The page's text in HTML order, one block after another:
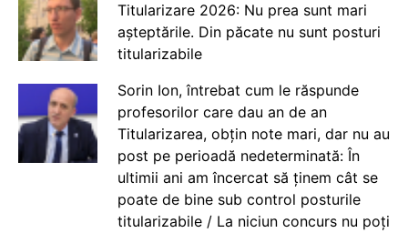
Titularizare 2026: Nu prea sunt mari
așteptările. Din păcate nu sunt posturi
titularizabile
Sorin Ion, întrebat cum le răspunde
profesorilor care dau an de an
Titularizarea, obțin note mari, dar nu au
post pe perioadă nedeterminată: În
ultimii ani am încercat să ținem cât se
poate de bine sub control posturile
titularizabile / La niciun concurs nu poți